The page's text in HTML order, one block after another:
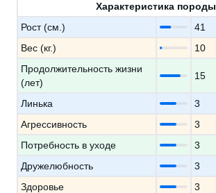
Характеристика породы
Рост (см.)
41
Вес (кг.)
10
Продолжительность жизни
(лет)
15
Линька 3
Агрессивность
3
Потребность в уходе
3
Дружелюбность
3
Здоровье
3